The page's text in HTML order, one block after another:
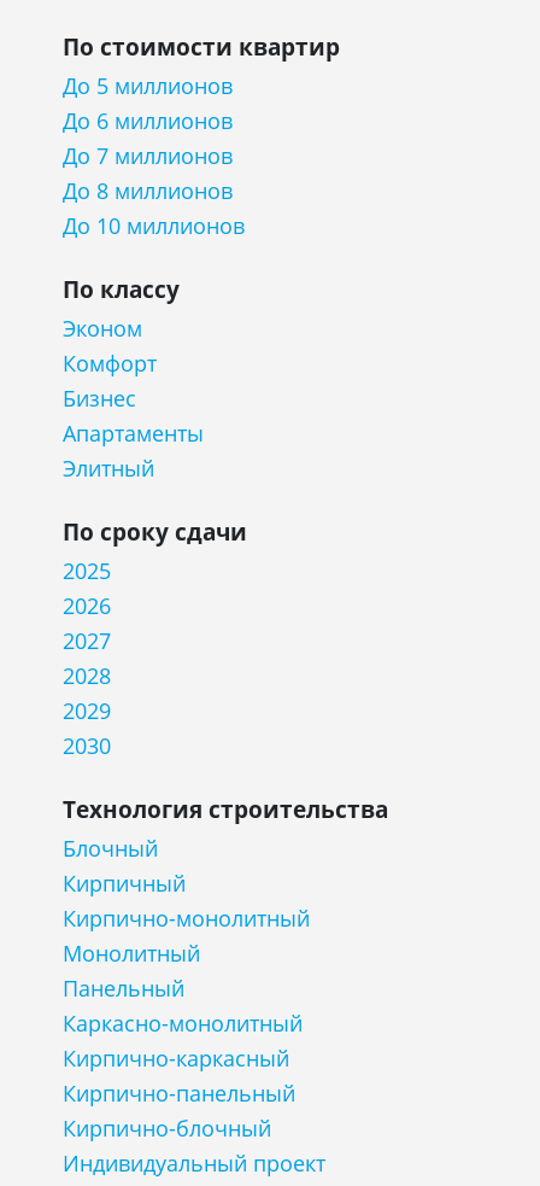
По стоимости квартир
До 5 миллионов
До 6 миллионов
До 7 миллионов
До 8 миллионов
До 10 миллионов
По классу
Эконом
Комфорт
Бизнес
Апартаменты
Элитный
По сроку сдачи
2025
2026
2027
2028
2029
2030
Технология строительства
Блочный
Кирпичный
Кирпично-монолитный
Монолитный
Панельный
Каркасно-монолитный
Кирпично-каркасный
Кирпично-панельный
Кирпично-блочный
Индивидуальный проект